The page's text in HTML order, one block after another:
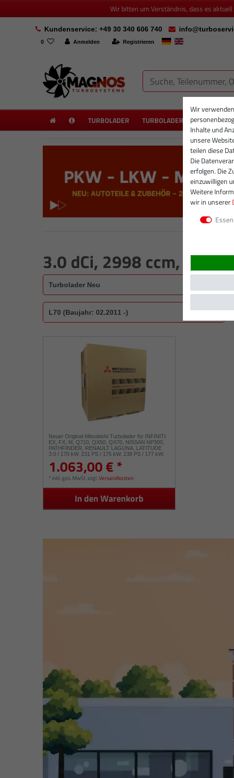
Wir bitten um Verständnis, dass es
Kundenservice: +49 30 340 606 740
0 Anmelden Registrieren
TURBOLADER TURBOLADER NEU
3.0 dCi, 2998 ccm, 177
Neuer Original Mitsubishi Turbolader für INFINITI
EX, FX, M, Q710, QX50, QX70, NISSAN NP300,
PATHFINDER, RENAULT LAGUNA, LATITUDE
3.0 / 170 kW, 231 PS / 175 kW, 238 PS / 177 kW,
1.063,00 € *
* inkl. ges. MwSt.zzgl.Versandkosten
In den Warenkorb
Wir
Inhalte und
unsere
teilen diese
Die
erfolgen. Die
einzuwilligen
Weitere
wir in unserer